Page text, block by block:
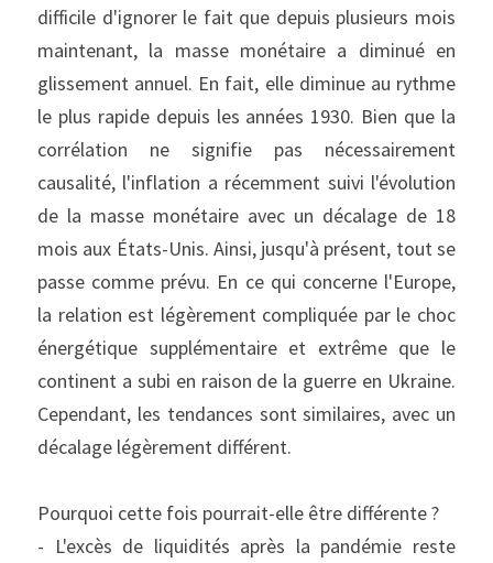
difficile d'ignorer le fait que depuis plusieurs mois
maintenant, la masse monétaire a diminué en
glissement annuel. En fait, elle diminue au rythme
le plus rapide depuis les années 1930. Bien que la
corrélation ne signifie pas nécessairement
causalité, l'inflation a récemment suivi l'évolution
de la masse monétaire avec un décalage de 18
mois aux États-Unis. Ainsi, jusqu'à présent, tout se
passe comme prévu. En ce qui concerne l'Europe,
la relation est légèrement compliquée par le choc
énergétique supplémentaire et extrême que le
continent a subi en raison de la guerre en Ukraine.
Cependant, les tendances sont similaires, avec un
décalage légèrement différent.
Pourquoi cette fois pourrait-elle être différente ?
- L'excès de liquidités après la pandémie reste